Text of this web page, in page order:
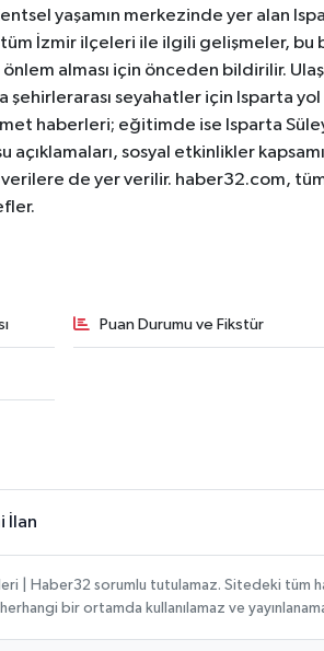
yaşamın merkezinde yer alan
tüm İzmir ilçeleri ile ilgili gelişmeler, bu
alması için önceden bildirilir.
şehirlerarası seyahatler için Isparta
haberleri; eğitimde ise Isparta
sosyal etkinlikler
de yer verilir. haber32.com,
Puan Durumu ve Fikstür
İlan
| Haber32 sorumlu tutulamaz. Sitedeki tüm
bir ortamda kullanılamaz ve